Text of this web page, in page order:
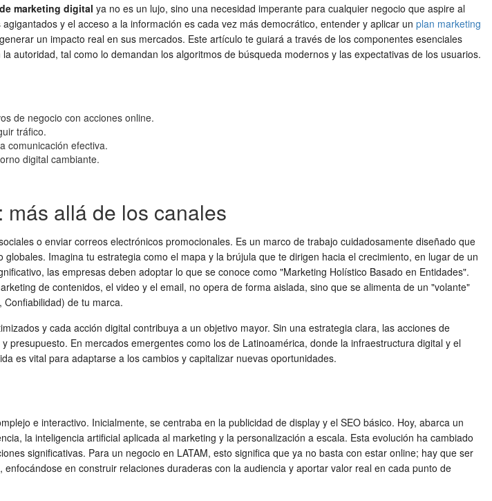
marketing digital ya no es un lujo, sino una necesidad imperante para cualquier negocio que aspire al
y el acceso a la información es cada vez más democrático, entender y aplicar un plan marketing
un impacto real en sus mercados. Este artículo te guiará a través de los componentes esenciales
tal como lo demandan los algoritmos de búsqueda modernos y las expectativas de los usuarios.
de negocio con acciones online.
tráfico.
comunicación efectiva.
digital cambiante.
allá de los canales
o enviar correos electrónicos promocionales. Es un marco de trabajo cuidadosamente diseñado que
Imagina tu estrategia como el mapa y la brújula que te dirigen hacia el crecimiento, en lugar de un
las empresas deben adoptar lo que se conoce como "Marketing Holístico Basado en Entidades".
de contenidos, el video y el email, no opera de forma aislada, sino que se alimenta de un "volante"
Confiabilidad) de tu marca.
y cada acción digital contribuya a un objetivo mayor. Sin una estrategia clara, las acciones de
En mercados emergentes como los de Latinoamérica, donde la infraestructura digital y el
es vital para adaptarse a los cambios y capitalizar nuevas oportunidades.
e interactivo. Inicialmente, se centraba en la publicidad de display y el SEO básico. Hoy, abarca un
la inteligencia artificial aplicada al marketing y la personalización a escala. Esta evolución ha cambiado
significativas. Para un negocio en LATAM, esto significa que ya no basta con estar online; hay que ser
en construir relaciones duraderas con la audiencia y aportar valor real en cada punto de